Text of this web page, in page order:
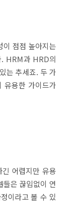
이 점점 높아지는
. HRM과 HRD의
는 추세죠. 두 가
유용한 가이드가
어렵지만 유용
은 끊임없이 연
이라고 볼 수 있